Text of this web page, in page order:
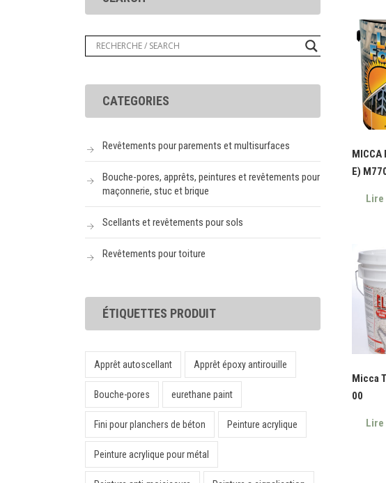
MICCA
E)
Lire
Micca
00
Lire
CATEGORIES
Revêtements pour parements et multisurfaces
Bouche-pores, apprêts, peintures et revêtements pour
maçonnerie, stuc et brique
Scellants et revêtements pour sols
Revêtements pour toiture
ÉTIQUETTES PRODUIT
Apprêt autoscellant Apprêt époxy antirouille
Bouche-pores eurethane paint
Fini pour planchers de béton Peinture acrylique
Peinture acrylique pour métal